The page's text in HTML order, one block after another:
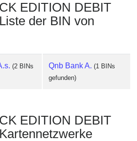
EDITION DEBIT
der BIN von
(2 BINs
Qnb Bank A. (1 BINs
gefunden)
EDITION DEBIT